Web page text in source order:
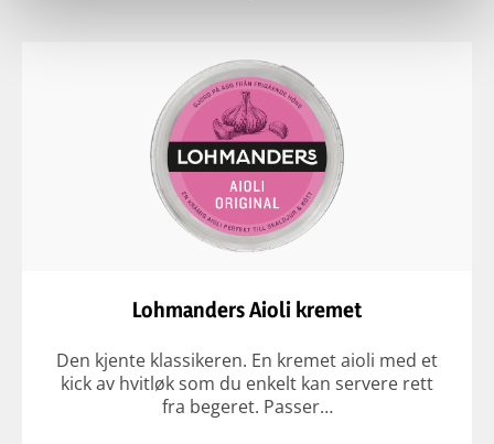
Lohmanders Aioli kremet
Den kjente klassikeren. En kremet aioli med et
kick av hvitløk som du enkelt kan servere rett
fra begeret. Passer…